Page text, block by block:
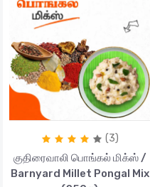
(3)
குதிரைவாலி பொங்கல் மிக்ஸ் /
Barnyard Millet Pongal Mix